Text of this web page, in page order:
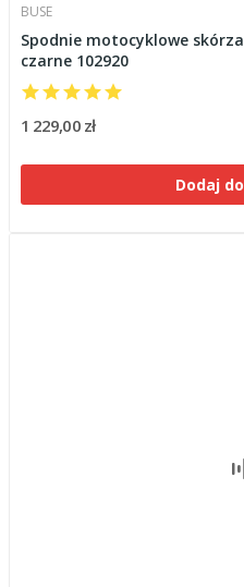
BUSE
Spodnie motocyklowe
czarne 102920
1 229,00 zł
Dodaj